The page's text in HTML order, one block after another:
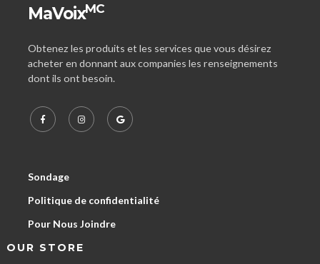
MaVoixMC
Obtenez les produits et les services que vous désirez
acheter en donnant aux companies les renseignements
dont ils ont besoin.
Sondage
Politique de confidentialité
Pour Nous Joindre
OUR STORE